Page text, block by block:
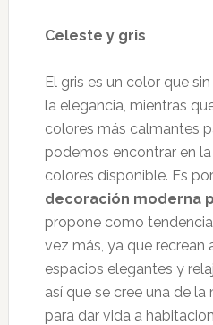
Celeste y gris
El gris es un color que
la elegancia, mientras
colores más calmantes
podemos encontrar en
colores disponible. Es
decoración moderna
propone como
vez más, ya que recrean
espacios elegantes y
así que se cree una de
para dar vida a